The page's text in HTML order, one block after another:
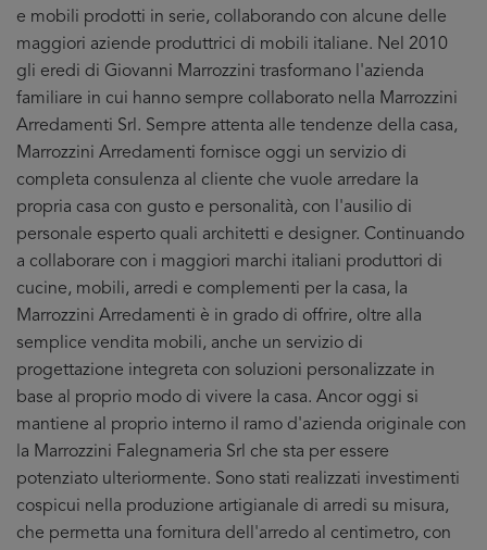
e mobili prodotti in serie, collaborando con alcune delle
maggiori aziende produttrici di mobili italiane. Nel 2010
gli eredi di Giovanni Marrozzini trasformano l'azienda
familiare in cui hanno sempre collaborato nella Marrozzini
Arredamenti Srl. Sempre attenta alle tendenze della casa,
Marrozzini Arredamenti fornisce oggi un servizio di
completa consulenza al cliente che vuole arredare la
propria casa con gusto e personalità, con l'ausilio di
personale esperto quali architetti e designer. Continuando
a collaborare con i maggiori marchi italiani produttori di
cucine, mobili, arredi e complementi per la casa, la
Marrozzini Arredamenti è in grado di offrire, oltre alla
semplice vendita mobili, anche un servizio di
progettazione integreta con soluzioni personalizzate in
base al proprio modo di vivere la casa. Ancor oggi si
mantiene al proprio interno il ramo d'azienda originale con
la Marrozzini Falegnameria Srl che sta per essere
potenziato ulteriormente. Sono stati realizzati investimenti
cospicui nella produzione artigianale di arredi su misura,
che permetta una fornitura dell'arredo al centimetro, con